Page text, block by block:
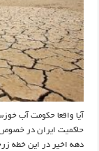
آیا واقعا حکومت آب
حاکمیت ایران در
دهه اخیر در این خطه